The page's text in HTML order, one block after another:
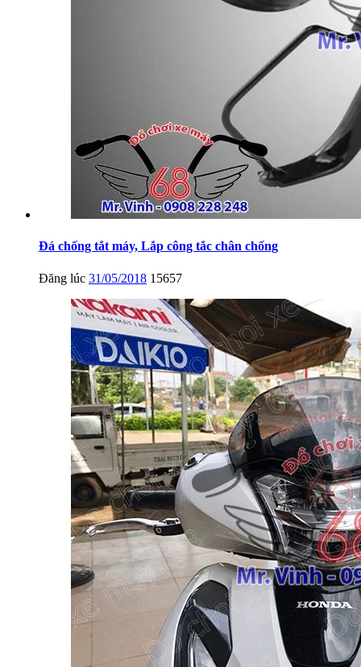
Đá chống tắt máy, Lắp công tắc chân chống
Đăng lúc 31/05/2018 15657